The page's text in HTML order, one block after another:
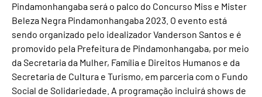
Pindamonhangaba será o palco do Concurso Miss e Mister
Beleza Negra Pindamonhangaba 2023. O evento está
sendo organizado pelo idealizador Vanderson Santos e é
promovido pela Prefeitura de Pindamonhangaba, por meio
da Secretaria da Mulher, Família e Direitos Humanos e da
Secretaria de Cultura e Turismo, em parceria com o Fundo
Social de Solidariedade. A programação incluirá shows de